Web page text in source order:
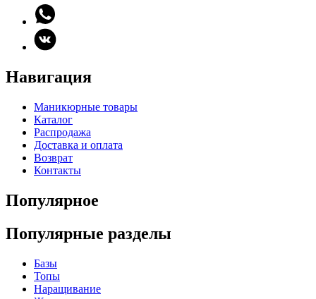
Навигация
Маникюрные товары
Каталог
Распродажа
Доставка и оплата
Возврат
Контакты
Популярное
Популярные разделы
Базы
Топы
Наращивание